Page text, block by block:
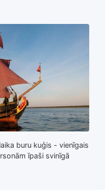
buru kuģis - vienīgais
īpaši svinīgā